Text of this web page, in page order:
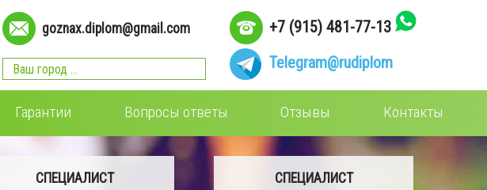
goznax.diplom@gmail.com
+7 (915) 481-77-13
Telegram@rudiplom
Гарантии Вопросы ответы Отзывы Контакты
СПЕЦИАЛИСТ
СПЕЦИАЛИСТ